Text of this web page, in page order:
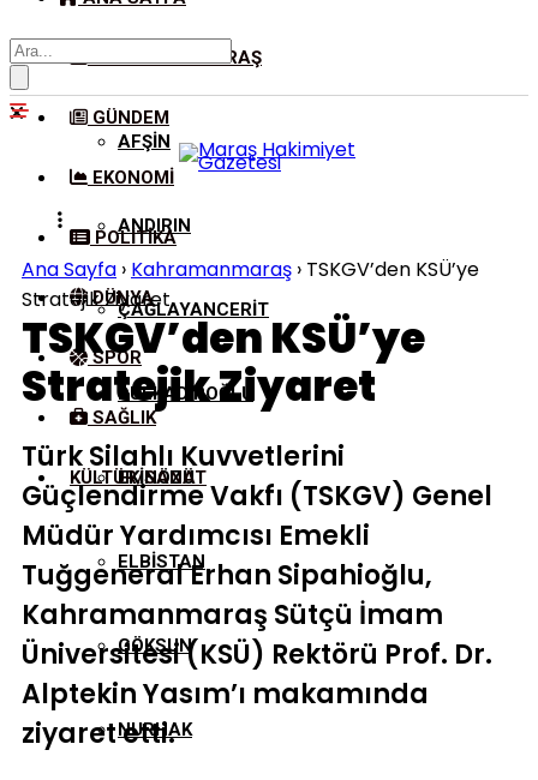
KAHRAMANMARAŞ
AFŞIN
ANDIRIN
ÇAĞLAYANCERIT
DULKADIROĞLU
EKINÖZÜ
ELBISTAN
GÖKSUN
NURHAK
GÜNDEM
EKONOMI
POLITIKA
DÜNYA
SPOR
SAĞLIK
KÜLTÜR/SANAT
Ana Sayfa › Kahramanmaraş › TSKGV’den KSÜ’ye
Stratejik Ziyaret
TSKGV’den KSÜ’ye
Stratejik Ziyaret
Türk Silahlı Kuvvetlerini
Güçlendirme Vakfı (TSKGV) Genel
Müdür Yardımcısı Emekli
Tuğgeneral Erhan Sipahioğlu,
Kahramanmaraş Sütçü İmam
Üniversitesi (KSÜ) Rektörü Prof. Dr.
Alptekin Yasım’ı makamında
ziyaret etti.